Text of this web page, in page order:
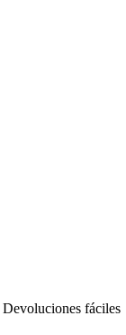
Devoluciones fáciles